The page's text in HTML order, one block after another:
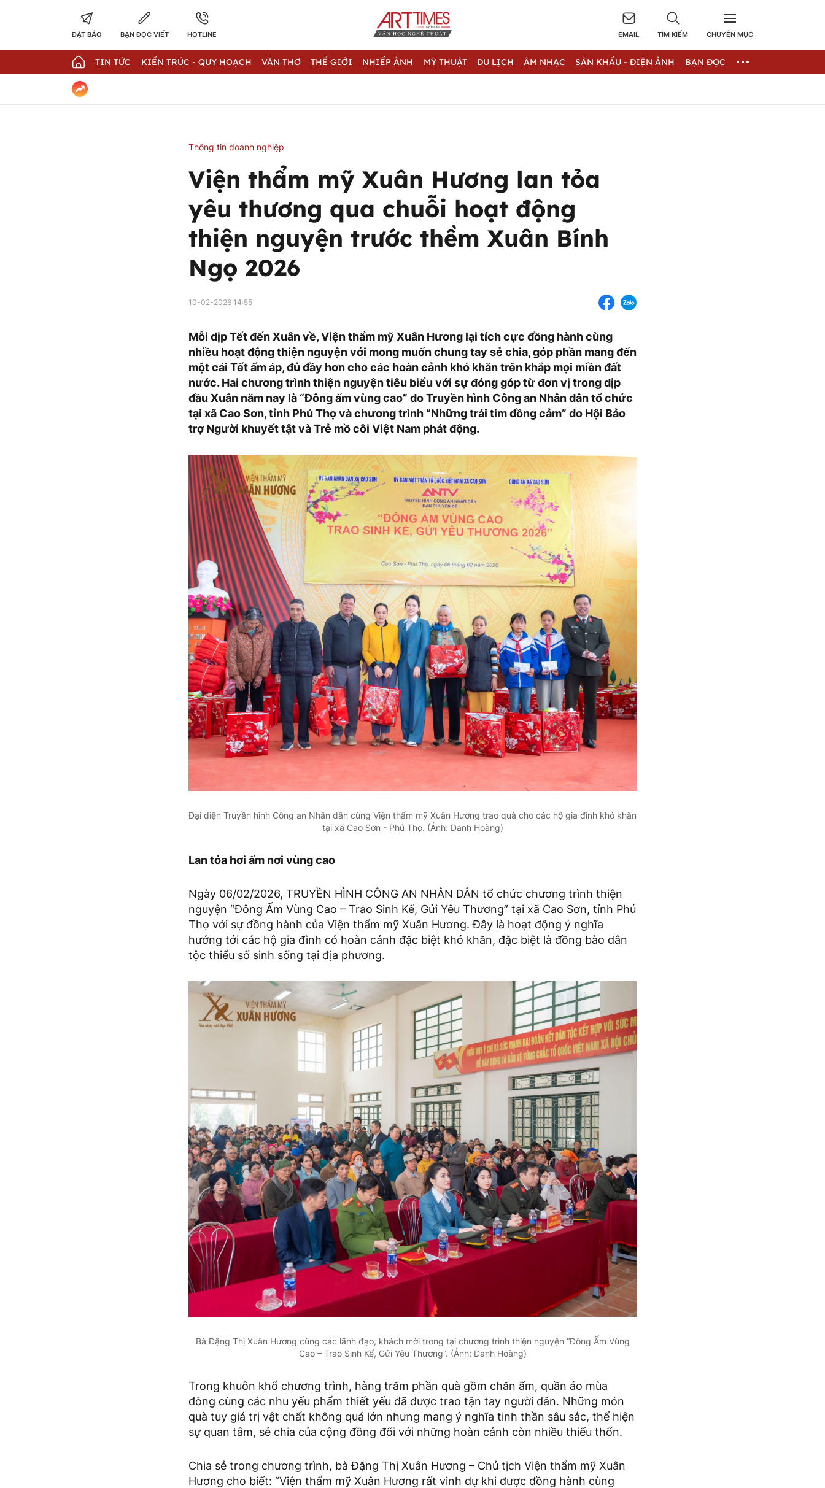
ĐẶT BÁO BẠN ĐỌC VIẾT HOTLINE EMAIL TÌM KIẾM CHUYÊN MỤC
TIN TỨC KIẾN TRÚC - QUY HOẠCH VĂN THƠ THẾ GIỚI NHIẾP ẢNH MỸ THUẬT DU LỊCH ÂM NHẠC SÂN KHẤU - ĐIỆN ẢNH BẠN ĐỌC
Thông tin doanh nghiệp
Viện thẩm mỹ Xuân Hương lan tỏa
yêu thương qua chuỗi hoạt động
thiện nguyện trước thềm Xuân Bính
Ngọ 2026
10-02-2026 14:55
Mỗi dịp Tết đến Xuân về, Viện thẩm mỹ Xuân Hương lại tích cực đồng hành cùng
nhiều hoạt động thiện nguyện với mong muốn chung tay sẻ chia, góp phần mang đến
một cái Tết ấm áp, đủ đầy hơn cho các hoàn cảnh khó khăn trên khắp mọi miền đất
nước. Hai chương trình thiện nguyện tiêu biểu với sự đóng góp từ đơn vị trong dịp
đầu Xuân năm nay là “Đông ấm vùng cao” do Truyền hình Công an Nhân dân tổ chức
tại xã Cao Sơn, tỉnh Phú Thọ và chương trình “Những trái tim đồng cảm” do Hội Bảo
trợ Người khuyết tật và Trẻ mồ côi Việt Nam phát động.
Đại diện Truyền hình Công an Nhân dân cùng Viện thẩm mỹ Xuân Hương trao quà cho các hộ gia đình khó khăn
tại xã Cao Sơn - Phú Thọ. (Ảnh: Danh Hoàng)
Lan tỏa hơi ấm nơi vùng cao
Ngày 06/02/2026, TRUYỀN HÌNH CÔNG AN NHÂN DÂN tổ chức chương trình thiện
nguyện “Đông Ấm Vùng Cao – Trao Sinh Kế, Gửi Yêu Thương” tại xã Cao Sơn, tỉnh Phú
Thọ với sự đồng hành của Viện thẩm mỹ Xuân Hương. Đây là hoạt động ý nghĩa
hướng tới các hộ gia đình có hoàn cảnh đặc biệt khó khăn, đặc biệt là đồng bào dân
tộc thiểu số sinh sống tại địa phương.
Bà Đặng Thị Xuân Hương cùng các lãnh đạo, khách mời trong tại chương trình thiện nguyện “Đông Ấm Vùng
Cao – Trao Sinh Kế, Gửi Yêu Thương”. (Ảnh: Danh Hoàng)
Trong khuôn khổ chương trình, hàng trăm phần quà gồm chăn ấm, quần áo mùa
đông cùng các nhu yếu phẩm thiết yếu đã được trao tận tay người dân. Những món
quà tuy giá trị vật chất không quá lớn nhưng mang ý nghĩa tinh thần sâu sắc, thể hiện
sự quan tâm, sẻ chia của cộng đồng đối với những hoàn cảnh còn nhiều thiếu thốn.
Chia sẻ trong chương trình, bà Đặng Thị Xuân Hương – Chủ tịch Viện thẩm mỹ Xuân
Hương cho biết: “Viện thẩm mỹ Xuân Hương rất vinh dự khi được đồng hành cùng